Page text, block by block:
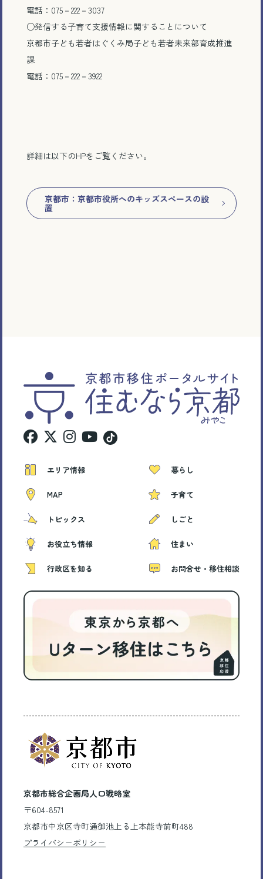
電話：075－222－3037
○発信する子育て支援情報に関することについて
京都市子ども若者はぐくみ局子ども若者未来部育成推進
課
電話：075－222－3922
詳細は以下のHPをご覧ください。
京都市：京都市役所へのキッズスペースの設
置
エリア情報
MAP
トピックス
お役立ち情報
行政区を知る
暮らし
子育て
しごと
住まい
お問合せ・移住相談
京都市総合企画局人口戦略室
〒604-8571
京都市中京区寺町通御池上る上本能寺前町488
プライバシーポリシー